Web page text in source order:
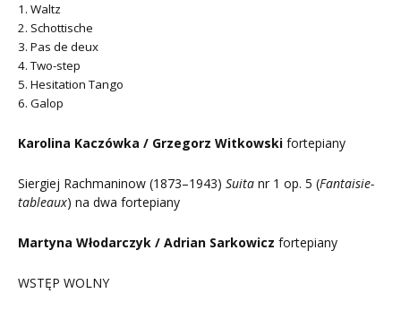
1. Waltz
2. Schottische
3. Pas de deux
4. Two-step
5. Hesitation Tango
6. Galop
Karolina Kaczówka / Grzegorz Witkowski fortepiany
Siergiej Rachmaninow (1873–1943) Suita nr 1 op. 5 (Fantaisie-
tableaux) na dwa fortepiany
Martyna Włodarczyk / Adrian Sarkowicz fortepiany
WSTĘP WOLNY